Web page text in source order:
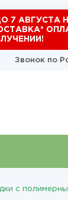
7 АВГУСТА
Звонок по
с